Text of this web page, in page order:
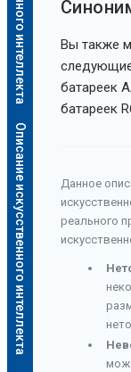
Описание искусственного интеллекта
Вы также
батареек
батареек
Данное
реального